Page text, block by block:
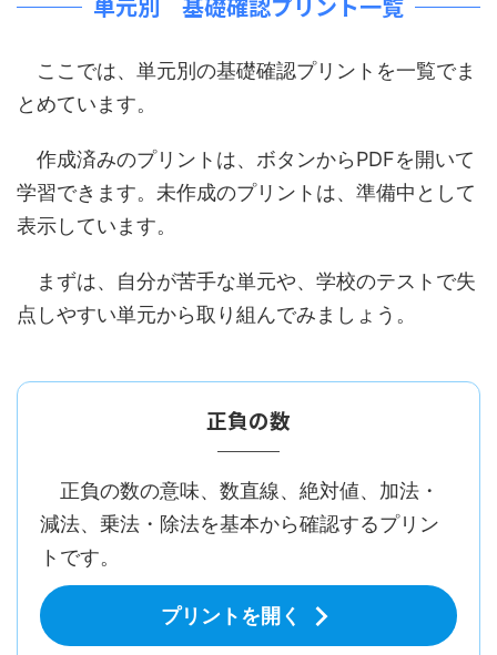
ここでは、単元別の基礎確認プリントを一覧でま
とめています。
作成済みのプリントは、ボタンからPDFを開いて
学習できます。未作成のプリントは、準備中として
表示しています。
まずは、自分が苦手な単元や、学校のテストで失
点しやすい単元から取り組んでみましょう。
正負の数
正負の数の意味、数直線、絶対値、加法・
減法、乗法・除法を基本から確認するプリン
トです。
プリントを開く